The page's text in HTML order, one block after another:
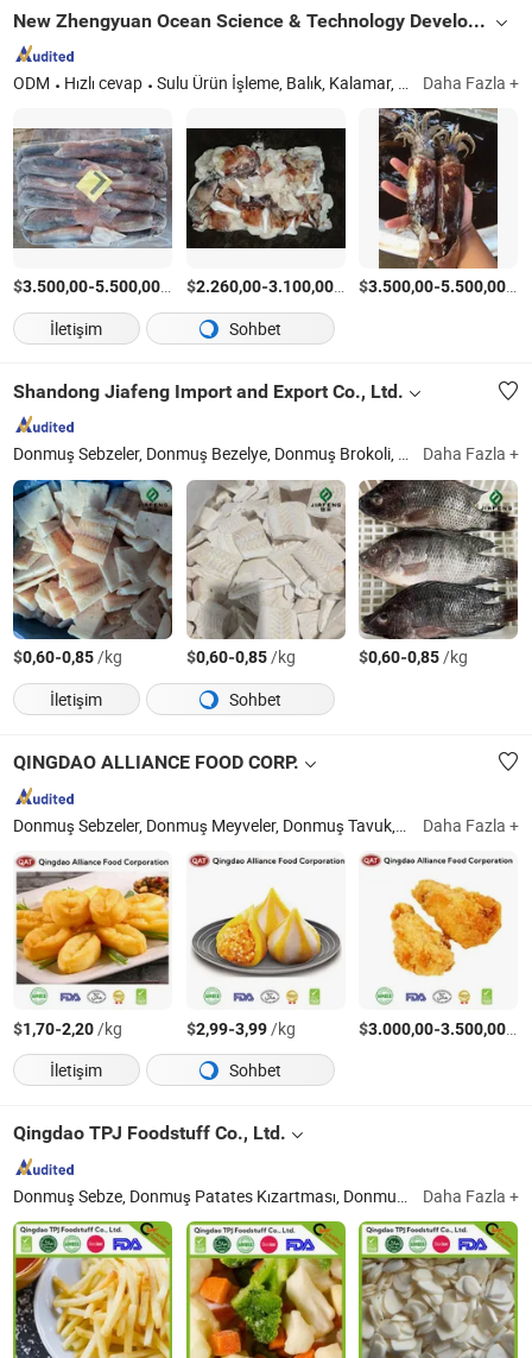
New Zhengyuan Ocean Science & Technology Development Co., Ltd.
ODM Hızlı cevap Sulu Ürün İşleme, Balık, Kalamar, Surimi, Balık Köftesi Daha Fazla +
$3.500,00-5.500,00/Ton
$2.260,00-3.100,00/Ton
$3.500,00-5.500,00/
İletişim
Sohbet
Shandong Jiafeng Import and Export Co., Ltd.
Donmuş Sebzeler, Donmuş Bezelye, Donmuş Brokoli, Donmuş Patates Kızartması, Konserve Tatlı Mısır, Donmuş Karışık Sebze, Konserve Gıdalar, Sarımsak, Donmuş Tatlı Mısır Daha Fazla +
$0,60-0,85/kg $0,60-0,85/kg $0,60-0,85/kg
İletişim
Sohbet
QINGDAO ALLIANCE FOOD CORP.
Donmuş Sebzeler, Donmuş Meyveler, Donmuş Tavuk, Donmuş Ördek, Patates Kızartması, Kızarmış Tavuk, Kızarmış Soğan Halkası, Donmuş Balık Topu, Kuzu Kuyruğu Yağı, Donmuş Mantı Daha Fazla +
$1,70-2,20/kg $2,99-3,99/kg $3.000,00-3.500,00/
İletişim
Sohbet
Qingdao TPJ Foodstuff Co., Ltd.
Donmuş Sebze, Donmuş Patates Kızartması, Donmuş Mantar, Donmuş Karışık Sebze, Donmuş Ispanak, Donmuş Tatlı Mısır, Donmuş Bezelye, Donmuş Yeşil Soğan, Donmuş Çilek, Donmuş Elma Daha Fazla +